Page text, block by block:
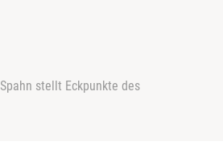
Spahn stellt Eckpunkte des